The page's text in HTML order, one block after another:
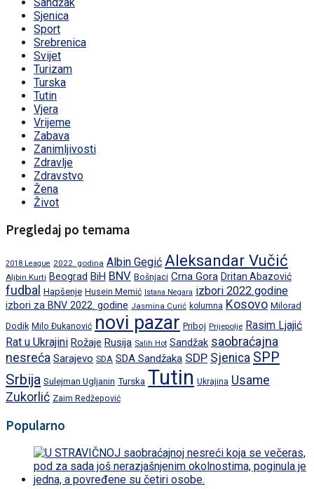
Sjenica
Sport
Srebrenica
Svijet
Turizam
Turska
Tutin
Vjera
Vrijeme
Zabava
Zanimljivosti
Zdravlje
Zdravstvo
Žena
Život
Pregledaj po temama
2018 League 2022. godina Albin Gegić Aleksandar Vučić
Aljbin Kurti Beograd BiH BNV Bošnjaci Crna Gora Dritan Abazović
fudbal Hapšenje Husein Memić Istana Negara izbori 2022.godine
izbori za BNV 2022. godine Jasmina Curić kolumna Kosovo Milorad
Dodik Milo Đukanović novi pazar Priboj Prijepolje Rasim Ljajić
Rat u Ukrajini Rožaje Rusija Salih Hot Sandžak saobraćajna
nesreća Sarajevo SDA SDA Sandžaka SDP Sjenica SPP
Srbija Sulejman Ugljanin Turska Tutin Ukrajina Usame
Zukorlić Zaim Redžepović
Popularno